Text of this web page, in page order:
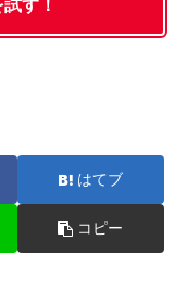
す！
はてブ
コピー